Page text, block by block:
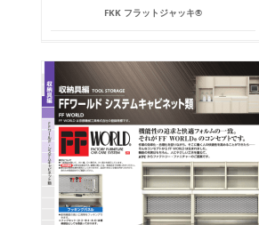
FKK フラットジャッキ®